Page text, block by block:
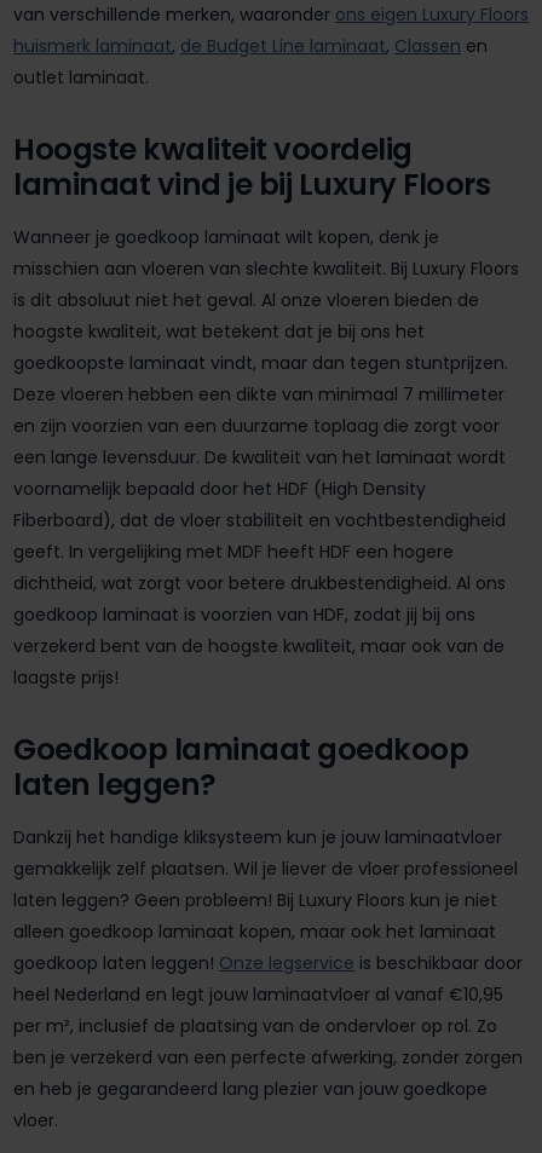
van verschillende merken, waaronder ons eigen Luxury Floors
huismerk laminaat, de Budget Line laminaat, Classen en
outlet laminaat.
Hoogste kwaliteit voordelig
laminaat vind je bij Luxury Floors
Wanneer je goedkoop laminaat wilt kopen, denk je
misschien aan vloeren van slechte kwaliteit. Bij Luxury Floors
is dit absoluut niet het geval. Al onze vloeren bieden de
hoogste kwaliteit, wat betekent dat je bij ons het
goedkoopste laminaat vindt, maar dan tegen stuntprijzen.
Deze vloeren hebben een dikte van minimaal 7 millimeter
en zijn voorzien van een duurzame toplaag die zorgt voor
een lange levensduur. De kwaliteit van het laminaat wordt
voornamelijk bepaald door het HDF (High Density
Fiberboard), dat de vloer stabiliteit en vochtbestendigheid
geeft. In vergelijking met MDF heeft HDF een hogere
dichtheid, wat zorgt voor betere drukbestendigheid. Al ons
goedkoop laminaat is voorzien van HDF, zodat jij bij ons
verzekerd bent van de hoogste kwaliteit, maar ook van de
laagste prijs!
Goedkoop laminaat goedkoop
laten leggen?
Dankzij het handige kliksysteem kun je jouw laminaatvloer
gemakkelijk zelf plaatsen. Wil je liever de vloer professioneel
laten leggen? Geen probleem! Bij Luxury Floors kun je niet
alleen goedkoop laminaat kopen, maar ook het laminaat
goedkoop laten leggen! Onze legservice is beschikbaar door
heel Nederland en legt jouw laminaatvloer al vanaf €10,95
per m², inclusief de plaatsing van de ondervloer op rol. Zo
ben je verzekerd van een perfecte afwerking, zonder zorgen
en heb je gegarandeerd lang plezier van jouw goedkope
vloer.